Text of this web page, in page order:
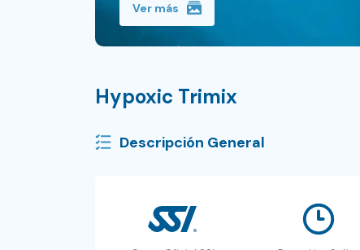
Ver más
Hypoxic Trimix
Descripción General